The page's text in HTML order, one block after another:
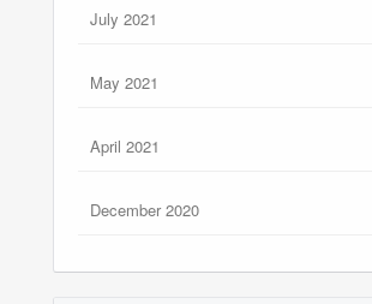
July 2021
May 2021
April 2021
December 2020